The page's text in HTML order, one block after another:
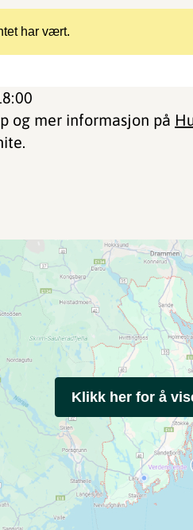
har vært.
og mer informasjon på
Klikk her for å